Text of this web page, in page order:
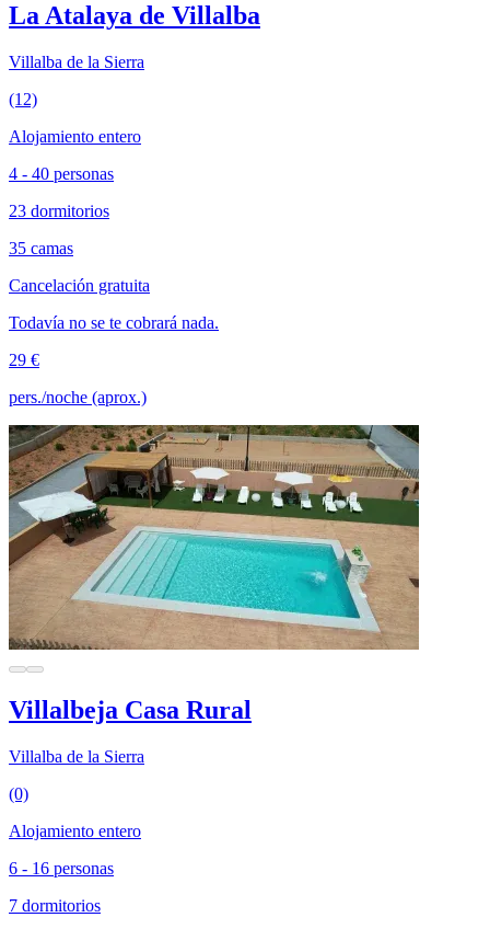
La Atalaya de Villalba
Villalba de la Sierra
(12)
Alojamiento entero
4 - 40 personas
23 dormitorios
35 camas
Cancelación gratuita
Todavía no se te cobrará nada.
29 €
pers./noche (aprox.)
Villalbeja Casa Rural
Villalba de la Sierra
(0)
Alojamiento entero
6 - 16 personas
7 dormitorios